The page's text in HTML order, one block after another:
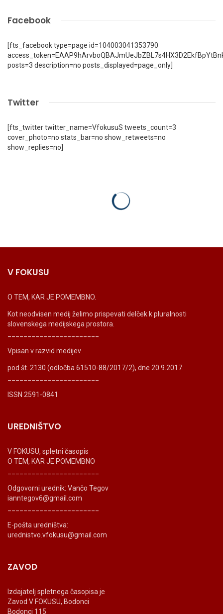
Facebook
[fts_facebook type=page id=104003041353790
posts=3 description=no posts_displayed=page_only]
Twitter
[fts_twitter twitter_name=VfokusuS tweets_count=3
cover_photo=no stats_bar=no show_retweets=no
show_replies=no]
V FOKUSU
O TEM, KAR JE POMEMBNO.
Kot neodvisen medij želimo prispevati delček k pluralnosti
slovenskega medijskega prostora.
Vpisan v razvid medijev
pod št. 2130 (odločba 61510-88/2017/2), dne 20.9.2017.
ISSN 2591-0841
UREDNIŠTVO
V FOKUSU, spletni časopis
O TEM, KAR JE POMEMBNO
Odgovorni urednik: Vančo Tegov
ianntegov6@gmail.com
E-pošta uredništva:
urednistvo.vfokusu@gmail.com
ZAVOD
Izdajatelj spletnega časopisa je
Zavod V FOKUSU, Bodonci
Bodonci 115